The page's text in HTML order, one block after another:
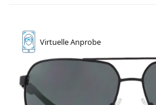
VirtuelleAnprobe